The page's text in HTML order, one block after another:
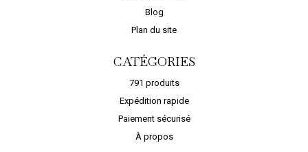
Blog
Plan du site
CATÉGORIES
791 produits
Expédition rapide
Paiement sécurisé
À propos